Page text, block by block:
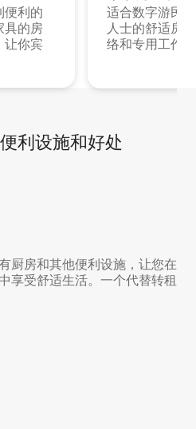
便利的
具的房
让你宾
适合数字游民
人士的舒适房
络和专用工作
利设施和好处
厨房和其他便利设施，让您在
享受舒适生活。一个代替转租